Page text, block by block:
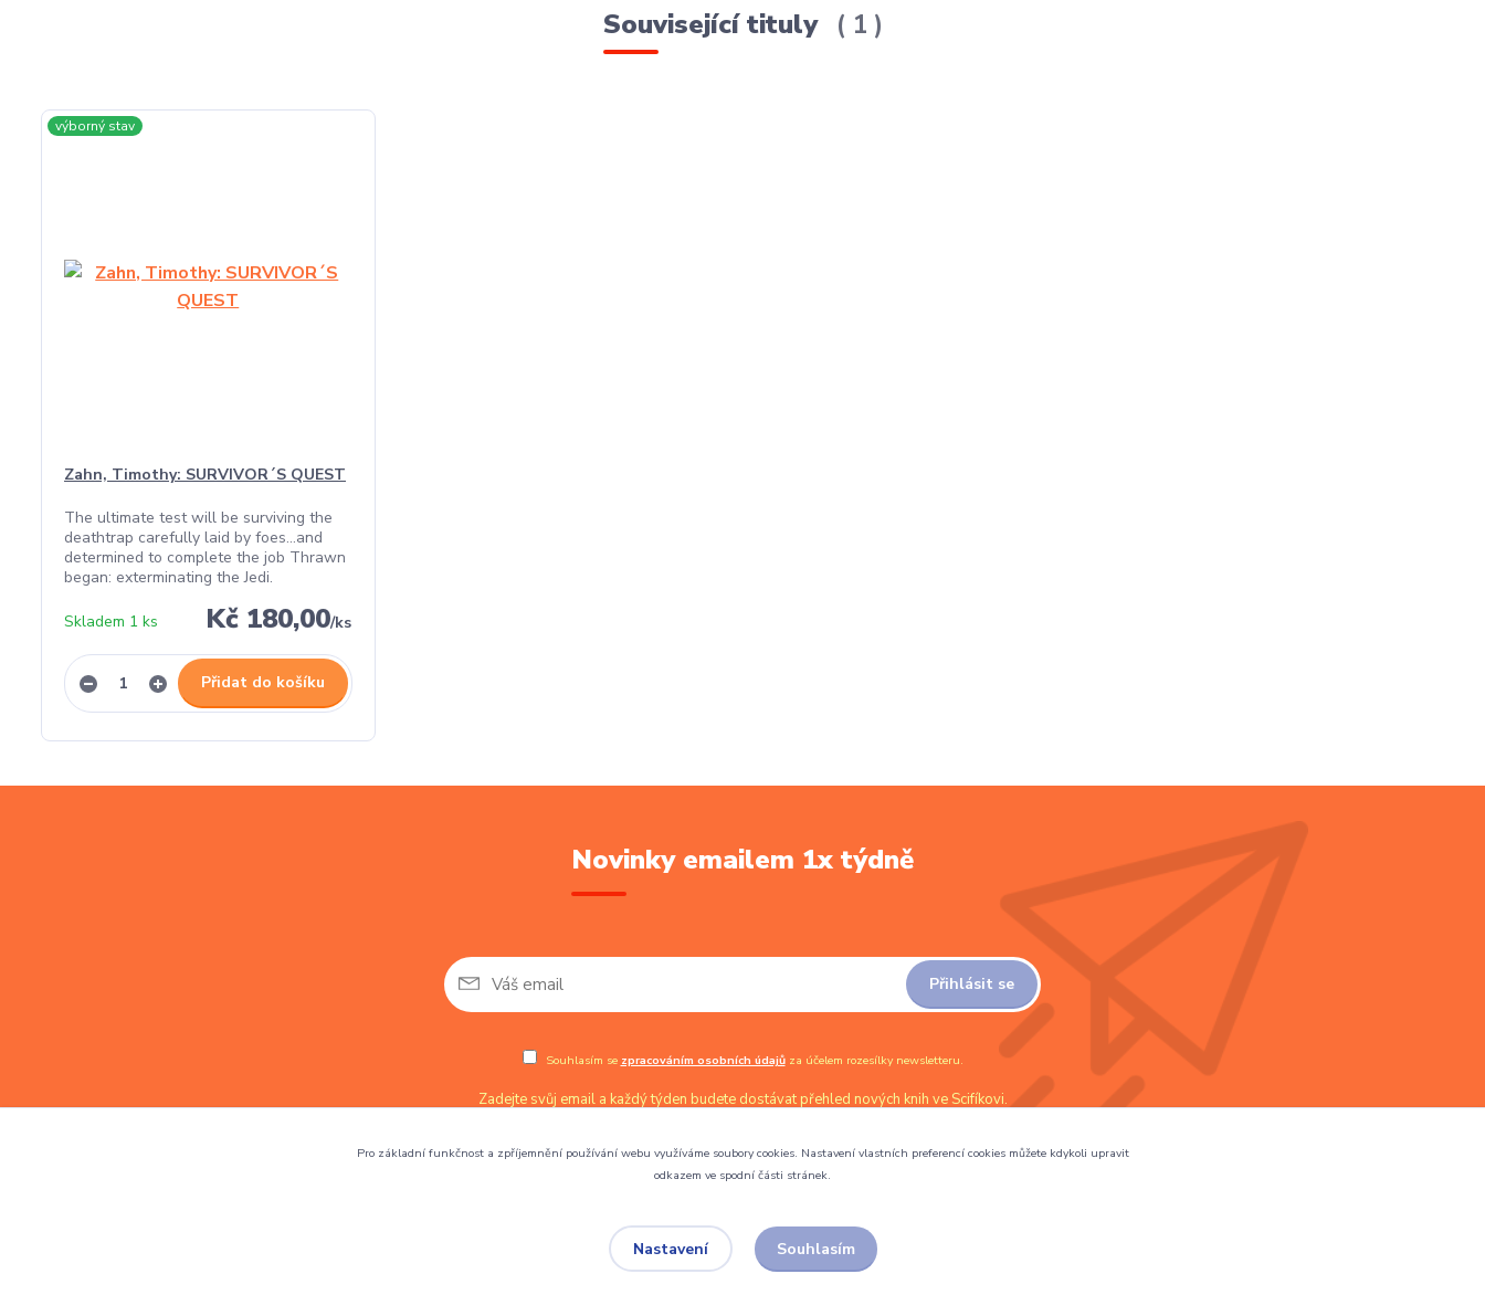
Související tituly 1
výborný stav
Zahn, Timothy: SURVIVOR´S QUEST
The ultimate test will be surviving the
deathtrap carefully laid by foes…and
determined to complete the job Thrawn
began: exterminating the Jedi.
Kč 180,00/ks
Skladem 1 ks
Přidat do košíku
Novinky emailem 1x týdně
Přihlásit se
Souhlasím se zpracováním osobních údajůza účelem rozesílky newsletteru.
Zadejte svůj email a každý týden budete dostávat přehled nových knih ve Scifíkovi.
Pro základní funkčnost a zpříjemnění používání webu využíváme soubory cookies. Nastavení vlastních preferencí cookies můžete kdykoli upravit
odkazem ve spodní části stránek.
Nastavení Souhlasím